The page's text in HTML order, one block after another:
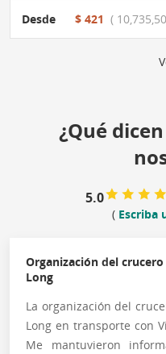
Desde $ 421 (
¿Qué
5.0
( Escriba
Organización del
Long
La organización del
Long en transporte con
Me mantuvieron